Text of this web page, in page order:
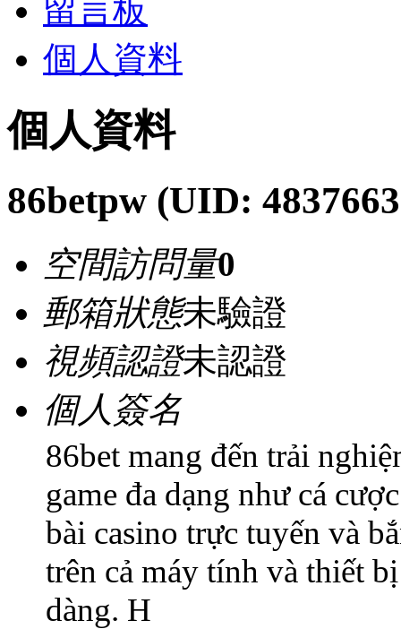
留言板
個人資料
個人資料
86betpw (UID:
空間訪問量0
郵箱狀態未驗證
視頻認證未認證
個人簽名
86bet mang đến trải
game đa dạng như cá
bài casino trực tuyến và
trên cả máy tính và thiết
dàng. H